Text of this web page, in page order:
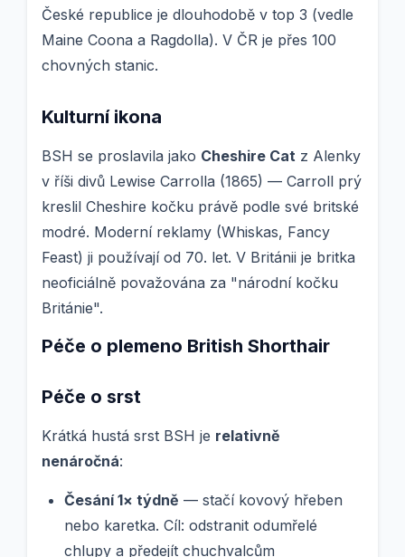
České republice je dlouhodobě v top 3 (vedle
Maine Coona a Ragdolla). V ČR je přes 100
chovných stanic.
Kulturní ikona
BSH se proslavila jako Cheshire Cat z Alenky
v říši divů Lewise Carrolla (1865) — Carroll prý
kreslil Cheshire kočku právě podle své britské
modré. Moderní reklamy (Whiskas, Fancy
Feast) ji používají od 70. let. V Británii je britka
neoficiálně považována za "národní kočku
Británie".
Péče o plemeno British Shorthair
Péče o srst
Krátká hustá srst BSH je relativně
nenáročná:
Česání 1× týdně — stačí kovový hřeben
nebo karetka. Cíl: odstranit odumřelé
chlupy a předejít chuchvalcům